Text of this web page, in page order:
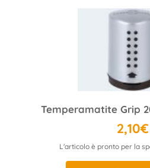
2,10€
L'articolo è pronto per la